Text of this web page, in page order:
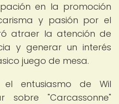
en la promoción
y pasión por el
atraer la atención de
y generar un interés
juego de mesa.
entusiasmo de Wil
sobre "Carcassonne"